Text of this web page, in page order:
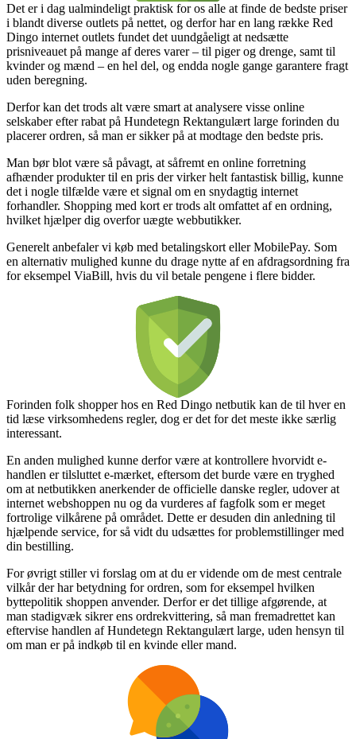
Det er i dag ualmindeligt praktisk for os alle at finde de bedste priser
i blandt diverse outlets på nettet, og derfor har en lang række Red
Dingo internet outlets fundet det uundgåeligt at nedsætte
prisniveauet på mange af deres varer – til piger og drenge, samt til
kvinder og mænd – en hel del, og endda nogle gange garantere fragt
uden beregning.
Derfor kan det trods alt være smart at analysere visse online
selskaber efter rabat på Hundetegn Rektangulært large forinden du
placerer ordren, så man er sikker på at modtage den bedste pris.
Man bør blot være så påvagt, at såfremt en online forretning
afhænder produkter til en pris der virker helt fantastisk billig, kunne
det i nogle tilfælde være et signal om en snydagtig internet
forhandler. Shopping med kort er trods alt omfattet af en ordning,
hvilket hjælper dig overfor uægte webbutikker.
Generelt anbefaler vi køb med betalingskort eller MobilePay. Som
en alternativ mulighed kunne du drage nytte af en afdragsordning fra
for eksempel ViaBill, hvis du vil betale pengene i flere bidder.
Forinden folk shopper hos en Red Dingo netbutik kan de til hver en
tid læse virksomhedens regler, dog er det for det meste ikke særlig
interessant.
En anden mulighed kunne derfor være at kontrollere hvorvidt e-
handlen er tilsluttet e-mærket, eftersom det burde være en tryghed
om at netbutikken anerkender de officielle danske regler, udover at
internet webshoppen nu og da vurderes af fagfolk som er meget
fortrolige vilkårene på området. Dette er desuden din anledning til
hjælpende service, for så vidt du udsættes for problemstillinger med
din bestilling.
For øvrigt stiller vi forslag om at du er vidende om de mest centrale
vilkår der har betydning for ordren, som for eksempel hvilken
byttepolitik shoppen anvender. Derfor er det tillige afgørende, at
man stadigvæk sikrer ens ordrekvittering, så man fremadrettet kan
eftervise handlen af Hundetegn Rektangulært large, uden hensyn til
om man er på indkøb til en kvinde eller mand.